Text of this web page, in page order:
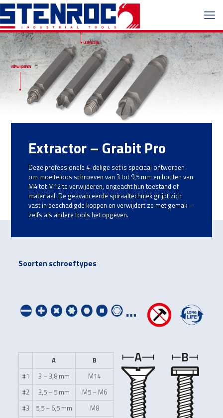
VERWIJDEREN
UITFREZEN
Extractor – Grabit Pro
Deze professionele 4-delige set is speciaal ontworpen
om moeiteloos schroeven van 3 tot 9,5 mm en bouten van
M4 tot M12 te verwijderen, ongeacht hun toestand of
materiaal. De geavanceerde spiraaltechniek grijpt zich
vast in beschadigde koppen en verwijdert ze met gemak –
zelfs als andere tools het opgeven.
Soorten schroeftypes
A
B
#1
3 – 3,8 mm
M14
#2
3,5 – 5 mm
M5 – M6
#3
5,5 – 6,5 mm
M8